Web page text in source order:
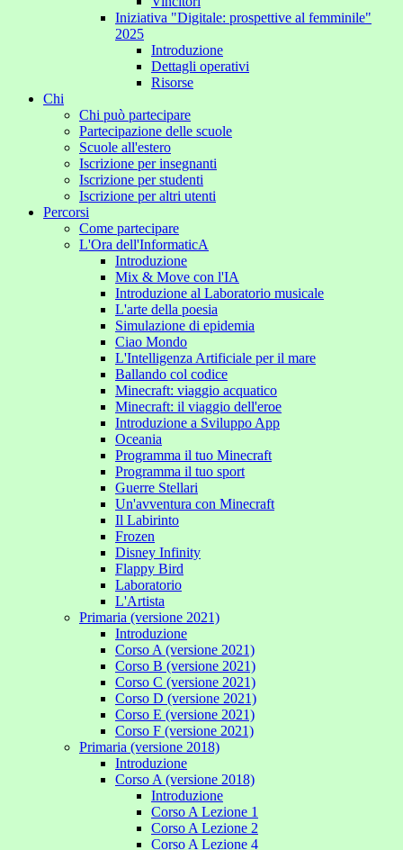
Iniziativa "Digitale: prospettive al femminile"
2025
Introduzione
Dettagli operativi
Risorse
Chi
Chi può partecipare
Partecipazione delle scuole
Scuole all'estero
Iscrizione per insegnanti
Iscrizione per studenti
Iscrizione per altri utenti
Percorsi
Come partecipare
L'Ora dell'InformaticA
Introduzione
Mix & Move con l'IA
Introduzione al Laboratorio musicale
L'arte della poesia
Simulazione di epidemia
Ciao Mondo
L'Intelligenza Artificiale per il mare
Ballando col codice
Minecraft: viaggio acquatico
Minecraft: il viaggio dell'eroe
Introduzione a Sviluppo App
Oceania
Programma il tuo Minecraft
Programma il tuo sport
Guerre Stellari
Un'avventura con Minecraft
Il Labirinto
Frozen
Disney Infinity
Flappy Bird
Laboratorio
L'Artista
Primaria (versione 2021)
Introduzione
Corso A (versione 2021)
Corso B (versione 2021)
Corso C (versione 2021)
Corso D (versione 2021)
Corso E (versione 2021)
Corso F (versione 2021)
Primaria (versione 2018)
Introduzione
Corso A (versione 2018)
Introduzione
Corso A Lezione 1
Corso A Lezione 2
Corso A Lezione 4